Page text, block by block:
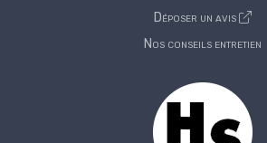
Déposer un avis
Nos conseils entretien